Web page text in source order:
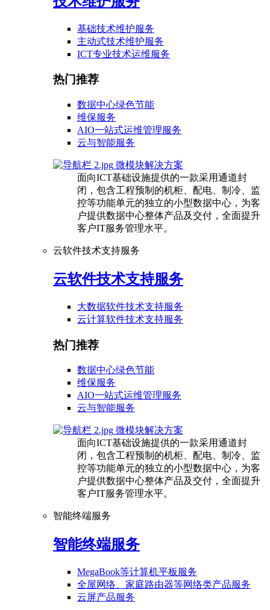
基础技术维护服务
主动式技术维护服务
ICT专业技术运维服务
热门推荐
数据中心绿色节能
维保服务
AIO一站式运维管理服务
云与智能服务
微模块解决方案
面向ICT基础设施提供的一款采用通道封
闭，包含工程预制的机柜、配电、制冷、监
控等功能单元的独立的小型数据中心，为客
户提供数据中心整体产品及交付，全面提升
客户IT服务管理水平。
云软件技术支持服务
云软件技术支持服务
大数据软件技术支持服务
云计算软件技术支持服务
热门推荐
数据中心绿色节能
维保服务
AIO一站式运维管理服务
云与智能服务
微模块解决方案
面向ICT基础设施提供的一款采用通道封
闭，包含工程预制的机柜、配电、制冷、监
控等功能单元的独立的小型数据中心，为客
户提供数据中心整体产品及交付，全面提升
客户IT服务管理水平。
智能终端服务
智能终端服务
MegaBook等计算机平板服务
全屋网络、家庭路由器等网络类产品服务
云屏产品服务